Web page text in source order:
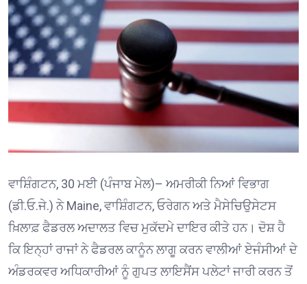
ਵਾਸ਼ਿੰਗਟਨ, 30 ਮਈ (ਪੰਜਾਬ ਮੇਲ)– ਅਮਰੀਕੀ ਨਿਆਂ ਵਿਭਾਗ
(ਡੀ.ਓ.ਜੇ.) ਨੇ Maine, ਵਾਸ਼ਿੰਗਟਨ, ਓਰੇਗਨ ਅਤੇ ਮੈਸੇਚਿਉਸੇਟਸ
ਖ਼ਿਲਾਫ਼ ਫੈਡਰਲ ਅਦਾਲਤ ਵਿਚ ਮੁਕੱਦਮੇ ਦਾਇਰ ਕੀਤੇ ਹਨ। ਦੋਸ਼ ਹੈ
ਕਿ ਇਨ੍ਹਾਂ ਰਾਜਾਂ ਨੇ ਫੈਡਰਲ ਕਾਨੂੰਨ ਲਾਗੂ ਕਰਨ ਵਾਲੀਆਂ ਏਜੰਸੀਆਂ ਦੇ
ਅੰਡਰਕਵਰ ਅਧਿਕਾਰੀਆਂ ਨੂੰ ਗੁਪਤ ਲਾਇਸੈਂਸ ਪਲੇਟਾਂ ਜਾਰੀ ਕਰਨ ਤੋਂ